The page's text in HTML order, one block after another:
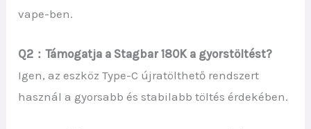
vape-ben.
Q2：Támogatja a Stagbar 180K a gyorstöltést?
Igen, az eszköz Type-C újratölthető rendszert
használ a gyorsabb és stabilabb töltés érdekében.